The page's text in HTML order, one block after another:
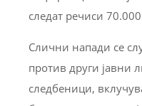
следат речиси 70.000
Слични напади се
против други јавни
следбеници,